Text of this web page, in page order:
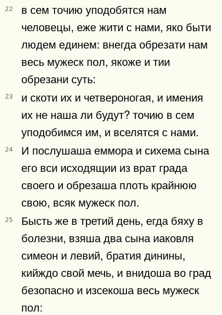
22
в сем точию уподобятся нам
человецы, еже жити с нами, яко быти
людем единем: внегда обрезати нам
весь мужеск пол, якоже и тии
обрезани суть:
23
и скоти их и четвероногая, и имения
их не наша ли будут? точию в сем
уподобимся им, и вселятся с нами.
24
И послушаша еммора и сихема сына
его вси исходящии из врат града
своего и обрезаша плоть крайнюю
свою, всяк мужеск пол.
25
Бысть же в третий день, егда бяху в
болезни, взяша два сына иаковля
симеон и левий, братия динины,
кийждо свой мечь, и внидоша во град
безопасно и изсекоша весь мужеск
пол: